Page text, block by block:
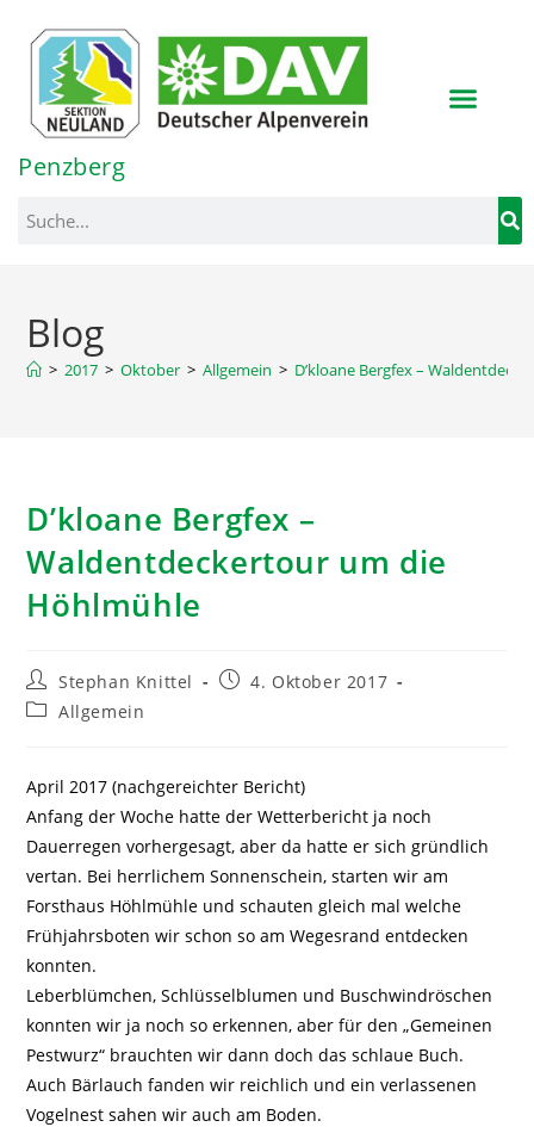
springen
Penzberg
Blog
> 2017 > Oktober > Allgemein > D’kloane Bergfex –
D’kloane Bergfex –
Waldentdeckertour um die
Höhlmühle
Stephan Knittel
4. Oktober 2017
Allgemein
April 2017 (nachgereichter Bericht)
Anfang der Woche hatte der Wetterbericht ja noch
Dauerregen vorhergesagt, aber da hatte er sich gründlich
vertan. Bei herrlichem Sonnenschein, starten wir am
Forsthaus Höhlmühle und schauten gleich mal welche
Frühjahrsboten wir schon so am Wegesrand entdecken
konnten.
Leberblümchen, Schlüsselblumen und Buschwindröschen
konnten wir ja noch so erkennen, aber für den „Gemeinen
Pestwurz“ brauchten wir dann doch das schlaue Buch.
Auch Bärlauch fanden wir reichlich und ein verlassenen
Vogelnest sahen wir auch am Boden.